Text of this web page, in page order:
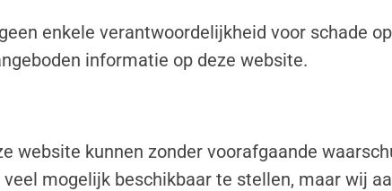
enkele verantwoordelijkheid voor schade
informatie op deze website.
website kunnen zonder voorafgaande
mogelijk beschikbaar te stellen, maar wij